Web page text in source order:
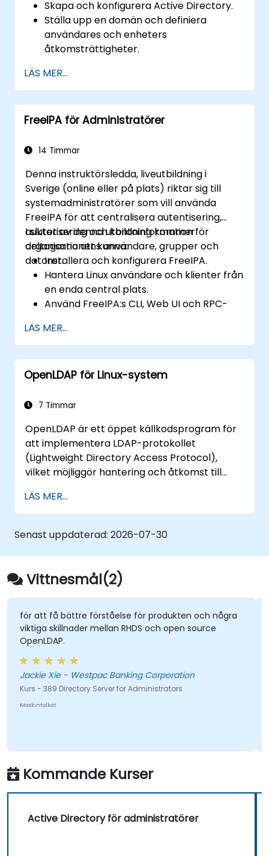
Skapa och konfigurera Active Directory.
Ställa upp en domän och definiera
användares och enheters
åtkomsträttigheter.
Gruppolicyer.
Kontrollera åtkomsten till filservrar.
Ställa upp en certifikattjänst och hantera
certifikat.
såsom kryptering, certifikat och
LÄS MER...
FreeIPA för Administratörer
14 Timmar
Denna instruktörsledda, liveutbildning i
Sverige (online eller på plats) riktar sig till
systemadministratörer som vill använda
FreeIPA för att centralisera autentisering,
auktorisering och kontoinformation för
organisationens användare, grupper och
datorer.
I slutet av denna utbildning kommer
deltagarna att kunna:
Installera och konfigurera FreeIPA.
Hantera Linux användare och klienter från
en enda central plats.
Använd FreeIPA:s CLI, Web UI och RPC-
behörigheter.
Aktivera autentisering med enkel
inloggning i alla system, tjänster och
applikationer.
Directory.
en FreeIPA-server.
LÄS MER...
OpenLDAP för Linux-system
7 Timmar
OpenLDAP är ett öppet källkodsprogram för
att implementera LDAP-protokollet
(Lightweight Directory Access Protocol),
vilket möjliggör hantering och åtkomst till
katalogserver som kan användas för att lagra
och dela data om användare, grupper,
nätverksresurser och andra objekt i ett
nätverk.
LÄS MER...
Senast uppdaterad: 2026-07-30
Vittnesmål(2)
för att få bättre förståelse för produkten och några
viktiga skillnader mellan RHDS och open source
OpenLDAP.
Jackie Xie - Westpac Banking Corporation
Kurs - 389 Directory Server for Administrators
Maskintolkat
Kommande Kurser
Active Directory för administratörer